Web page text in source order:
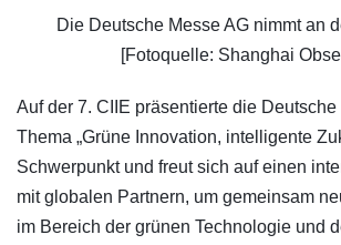
Die Deutsche Messe AG nimmt an
[Fotoquelle: Shanghai
Auf der 7. CIIE präsentierte die
Thema „Grüne Innovation, intelligente
Schwerpunkt und freut sich auf einen
mit globalen Partnern, um gemeinsam
im Bereich der grünen Technologie und